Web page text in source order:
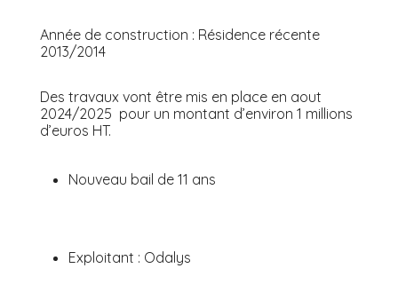
Année de construction : Résidence récente
2013/2014
Des travaux vont être mis en place en aout
2024/2025 pour un montant d’environ 1 millions
d’euros HT.
Nouveau bail de 11 ans
Exploitant : Odalys